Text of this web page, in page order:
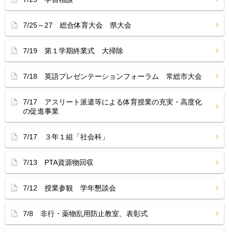
7/25～27 総合体育大会 県大会
7/19 第１学期終業式 大掃除
7/18 英語プレゼンテーションフォーラム 常総市大会
7/17 アスリート派遣等による体育授業の充実・高度化
の促進事業
7/17 ３年１組「社会科」
7/13 PTA資源物回収
7/12 授業参観 学年懇談会
7/8 非行・薬物乱用防止教室、表彰式